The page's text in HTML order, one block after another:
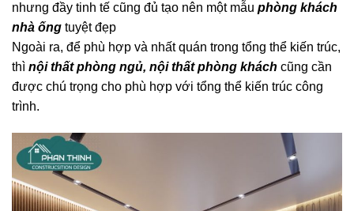
nhưng đầy tinh tế cũng đủ tạo nên một mẫu phòng khách
nhà ống tuyệt đẹp
Ngoài ra, để phù hợp và nhất quán trong tổng thể kiến trúc,
thì nội thất phòng ngủ, nội thất phòng khách cũng cần
được chú trọng cho phù hợp với tổng thể kiến trúc công
trình.